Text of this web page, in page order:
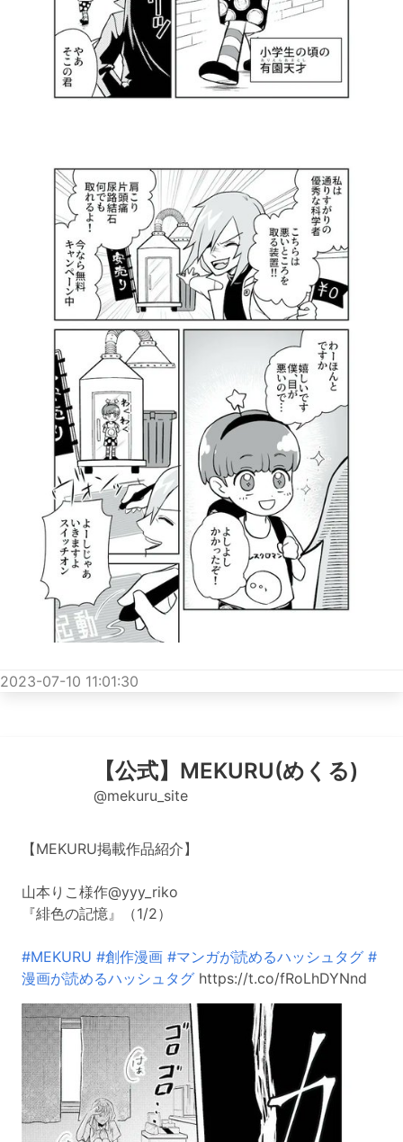
2023-07-10 11:01:30
【公式】MEKURU(めくる)
@mekuru_site
【MEKURU掲載作品紹介】
山本りこ様作@yyy_riko
『緋色の記憶』（1/2）
#MEKURU #創作漫画 #マンガが読めるハッシュタグ #
漫画が読めるハッシュタグ https://t.co/fRoLhDYNnd